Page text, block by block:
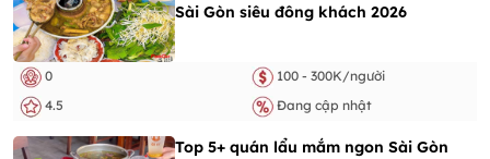
Sài Gòn siêu đông khách 2026
0
100 - 300K/người
4.5
Đang cập nhật
Top 5+ quán lẩu mắm ngon Sài Gòn